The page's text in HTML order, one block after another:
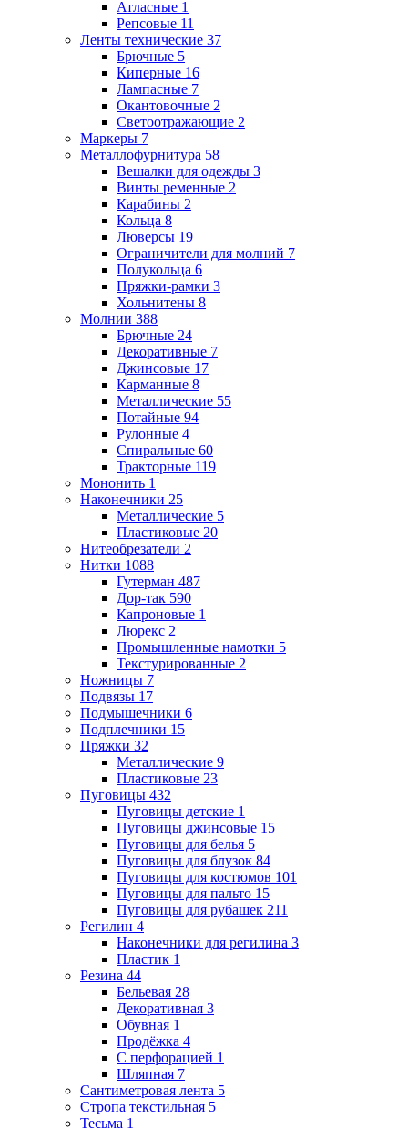
Атласные 1
Репсовые 11
Ленты технические 37
Брючные 5
Киперные 16
Лампасные 7
Окантовочные 2
Светоотражающие 2
Маркеры 7
Металлофурнитура 58
Вешалки для одежды 3
Винты ременные 2
Карабины 2
Кольца 8
Люверсы 19
Ограничители для молний 7
Полукольца 6
Пряжки-рамки 3
Хольнитены 8
Молнии 388
Брючные 24
Декоративные 7
Джинсовые 17
Карманные 8
Металлические 55
Потайные 94
Рулонные 4
Спиральные 60
Тракторные 119
Мононить 1
Наконечники 25
Металлические 5
Пластиковые 20
Нитеобрезатели 2
Нитки 1088
Гутерман 487
Дор-так 590
Капроновые 1
Люрекс 2
Промышленные намотки 5
Текстурированные 2
Ножницы 7
Подвязы 17
Подмышечники 6
Подплечники 15
Пряжки 32
Металлические 9
Пластиковые 23
Пуговицы 432
Пуговицы детские 1
Пуговицы джинсовые 15
Пуговицы для белья 5
Пуговицы для блузок 84
Пуговицы для костюмов 101
Пуговицы для пальто 15
Пуговицы для рубашек 211
Регилин 4
Наконечники для регилина 3
Пластик 1
Резина 44
Бельевая 28
Декоративная 3
Обувная 1
Продёжка 4
С перфорацией 1
Шляпная 7
Сантиметровая лента 5
Стропа текстильная 5
Тесьма 1